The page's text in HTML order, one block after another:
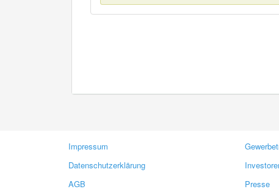
Impressum
Datenschutzerklärung
AGB
Presse